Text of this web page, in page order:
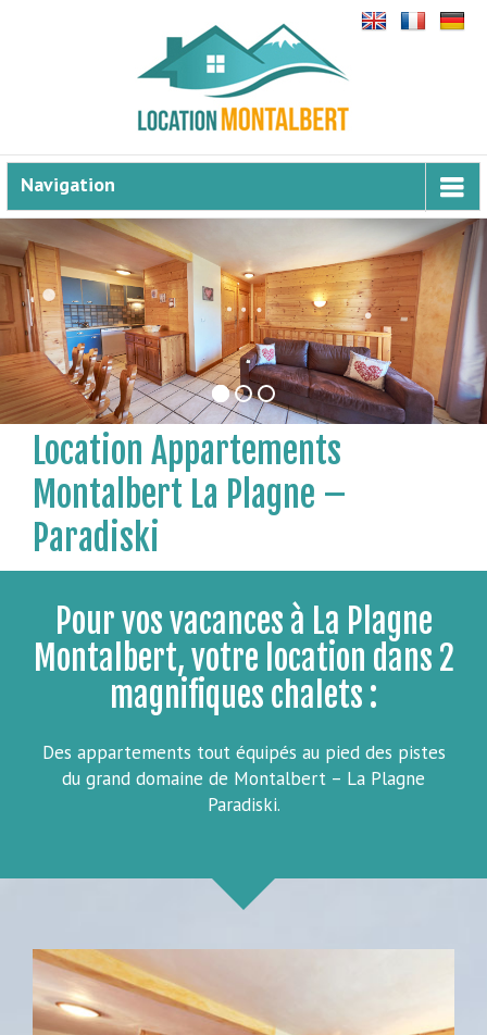
Navigation
Location Appartements
Montalbert La Plagne –
Paradiski
Pour vos vacances à La Plagne
Montalbert, votre location dans 2
magnifiques chalets :
Des appartements tout équipés au pied des pistes
du grand domaine de Montalbert – La Plagne
Paradiski.